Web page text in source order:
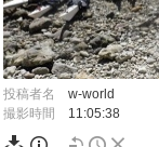
投稿者名
w-world
撮影時間
11:05:38